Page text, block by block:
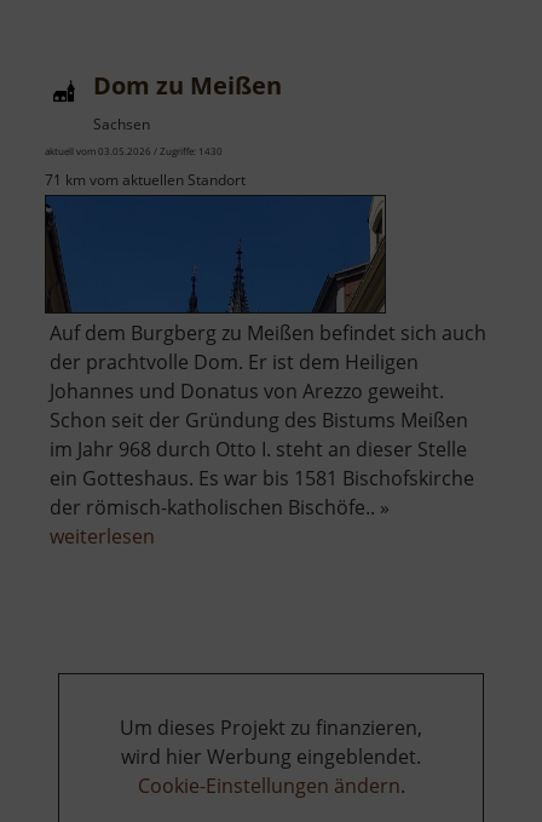
Dom zu Meißen
Sachsen
aktuell vom 03.05.2026 / Zugriffe: 1430
71 km vom aktuellen Standort
Auf dem Burgberg zu Meißen befindet sich auch
der prachtvolle Dom. Er ist dem Heiligen
Johannes und Donatus von Arezzo geweiht.
Schon seit der Gründung des Bistums Meißen
im Jahr 968 durch Otto I. steht an dieser Stelle
ein Gotteshaus. Es war bis 1581 Bischofskirche
der römisch-katholischen Bischöfe.. »
weiterlesen
Um dieses Projekt zu finanzieren,
wird hier Werbung eingeblendet.
Cookie-Einstellungen ändern.